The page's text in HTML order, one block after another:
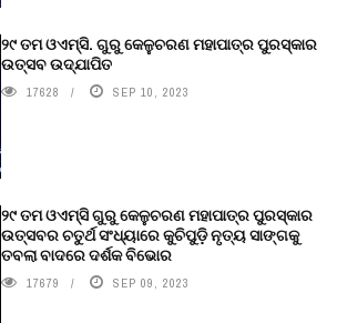
୨୯ ତମ ଓଏମ୍‌ସି. ଗୁରୁ କେଳୁଚରଣ ମହାପାତ୍ର ପୁରସ୍କାର
ଉତ୍ସବ ଉଦ୍‍ଯାପିତ
17628 SEP 10, 2023
୨୯ ତମ ଓଏମ୍‌ସି ଗୁରୁ କେଳୁଚରଣ ମହାପାତ୍ର ପୁରସ୍କାର
ଉତ୍ସବର ଚତୁର୍ଥ ସଂଧ୍ୟାରେ କୁଚିପୁଡ଼ି ନୃତ୍ୟ ସାଙ୍ଗକୁ
ତବଲା ବାଦରେ ଦର୍ଶକ ବିଭୋର
17679 SEP 09, 2023